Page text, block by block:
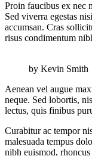
Proin faucibus ex nec
Sed viverra egestas
accumsan. Cras
risus condimentum
by Kevin Smith
Aenean vel augue
neque. Sed lobortis,
lectus, quis finibus
Curabitur ac tempor
malesuada tempus
nibh euismod,